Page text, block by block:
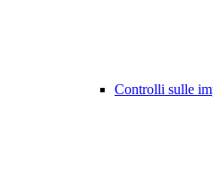
Controlli sulle